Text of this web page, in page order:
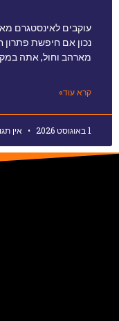
עוקבים לאינסטגרם
נכון אם חיפשת
מארהב וחול, אתה
קרא עוד»
1 באוגוסט 2026 אין